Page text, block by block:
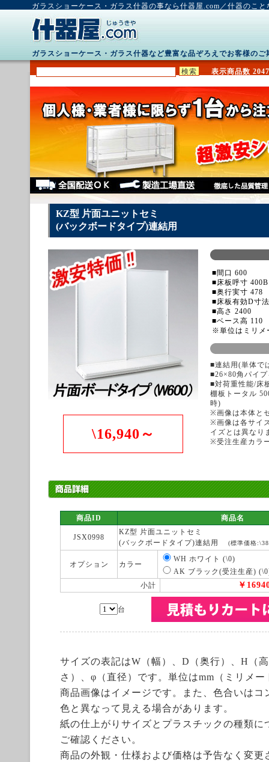
ガラスショーケース・ガラス什器の事なら什器屋.com／什器のこ
ガラスショーケース・ガラス什器など豊富な品ぞろえでお客様のご
表示商品数
KZ型 片面ユニットセミ
(バックボードタイプ)連結用
\16,940～
■間口 600
■床板呼寸 400B
■奥行実寸 478
■床板有効D寸
■高さ 2400
■ベース高 110
※単位はミリメ
■連結用(単体で
■26×80角パイ
■対荷重性能/床
棚板トータル
時)
※画像は本体と
※画像は各サイ
イズとは異なり
※受注生産カラ
商品ID 商品名
JSX0998
KZ型 片面ユニットセミ
(バックボードタイプ)連結用
(標準価格
オプション カラー
WH ホワイト (\0)
AK ブラック(受注生産)
小計
￥
台
サイズの表記はW（幅）、D（奥行）、H（
さ）、φ（直径）です。単位はmm（ミリメ
商品画像はイメージです。また、色合いはコ
色と異なって見える場合があります。
紙の仕上がりサイズとプラスチックの種類に
ご確認ください。
商品の外観・仕様および価格は予告なく変更